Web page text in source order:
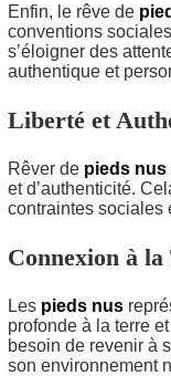
Enfin, le rêve de
conventions
s’éloigner des
authentique et
Liberté et
Rêver de pieds nus
et d’authenticité.
contraintes sociales
Connexion à
Les pieds nus
profonde à la terre
besoin de revenir à
son environnement